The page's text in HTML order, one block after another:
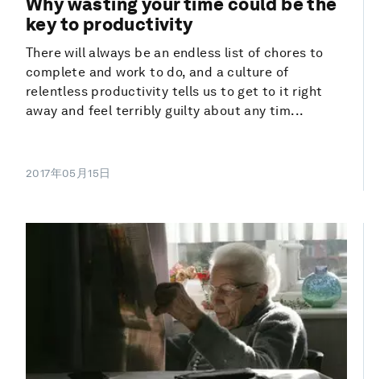
key to productivity
There will always be an endless list of chores to
complete and work to do, and a culture of
relentless productivity tells us to get to it right
away and feel terribly guilty about any tim...
2017年05月15日